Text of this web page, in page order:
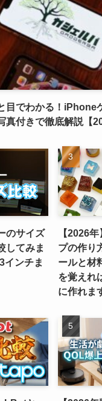
目でわかる！iPhone
真付きで徹底解説【
のサイズ
してみま
インチま
【2026
プの作り
ールと材
を覚えれ
に作れま